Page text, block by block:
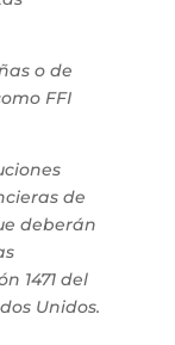
o de
FFI
de
deberán
1471 del
Unidos.